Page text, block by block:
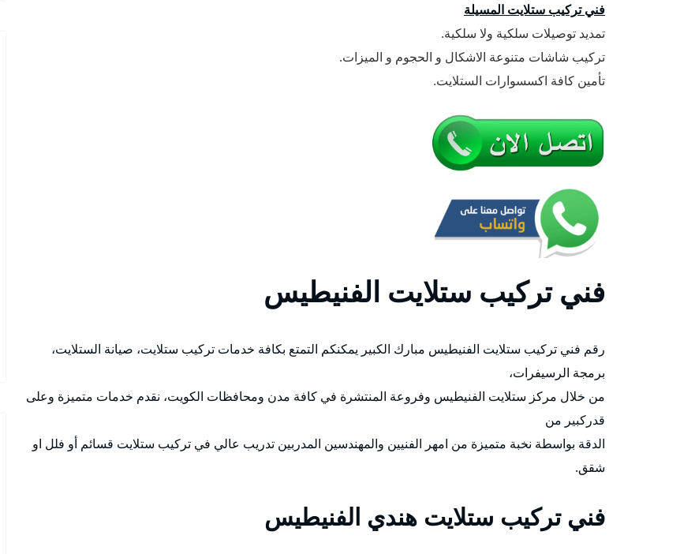
فني تركيب ستلايت المسيلة
تمديد توصيلات سلكية ولا سلكية.
تركيب شاشات متنوعة الاشكال و الحجوم و الميزات.
تأمين كافة اكسسوارات الستلايت.
فني تركيب ستلايت الفنيطيس
رقم فني تركيب ستلايت الفنيطيس مبارك الكبير يمكنكم التمتع بكافة خدمات تركيب ستلايت، صيانة الستلايت،
برمجة الرسيفرات،
من خلال مركز ستلايت الفنيطيس وفروعة المنتشرة في كافة مدن ومحافظات الكويت، نقدم خدمات متميزة وعلى
قدركبير من
الدقة بواسطة نخبة متميزة من امهر الفنيين والمهندسين المدربين تدريب عالي في تركيب ستلايت قسائم أو فلل او
شقق.
فني تركيب ستلايت هندي الفنيطيس